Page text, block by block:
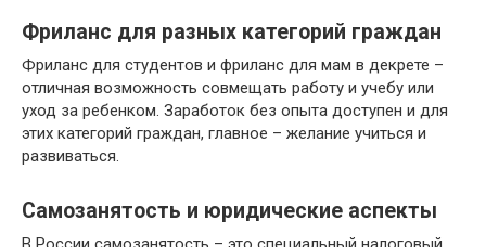
Фриланс для разных категорий граждан
Фриланс для студентов и фриланс для мам в декрете –
отличная возможность совмещать работу и учебу или
уход за ребенком. Заработок без опыта доступен и для
этих категорий граждан, главное – желание учиться и
развиваться.
Самозанятость и юридические аспекты